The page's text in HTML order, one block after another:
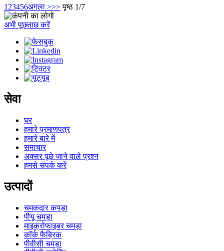
1 23456अगला >>> पृष्ठ 1/7
अभी पूछताछ करें
सेवा
घर
हमारे प्रमाणपत्र
हमारे बारे में
समाचार
अक्सर पूछे जाने वाले प्रश्न
हमसे संपर्क करें
उत्पादों
चमकदार कपड़ा
पीयू चमड़ा
माइक्रोफाइबर चमड़ा
कॉर्क फैब्रिक
पीवीसी चमड़ा